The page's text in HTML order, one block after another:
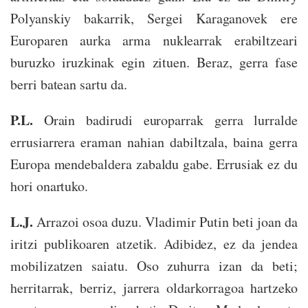
Polyanskiy bakarrik, Sergei Karaganovek ere
Europaren aurka arma nuklearrak erabiltzeari
buruzko iruzkinak egin zituen. Beraz, gerra fase
berri batean sartu da.
P.L. Orain badirudi europarrak gerra lurralde
errusiarrera eraman nahian dabiltzala, baina gerra
Europa mendebaldera zabaldu gabe. Errusiak ez du
hori onartuko.
L.J. Arrazoi osoa duzu. Vladimir Putin beti joan da
iritzi publikoaren atzetik. Adibidez, ez da jendea
mobilizatzen saiatu. Oso zuhurra izan da beti;
herritarrak, berriz, jarrera oldarkorragoa hartzeko